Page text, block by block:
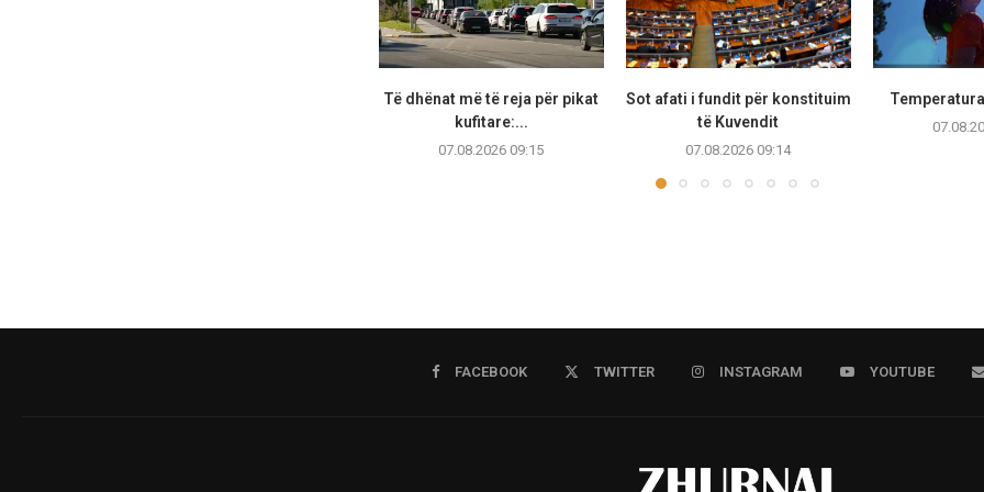
Të dhënat më të reja për pikat
kufitare:...
07.08.2026 09:15
Sot afati i fundit për konstituim
të Kuvendit
07.08.2026 09:14
FACEBOOK TWITTER INSTAGRAM YOUTUBE